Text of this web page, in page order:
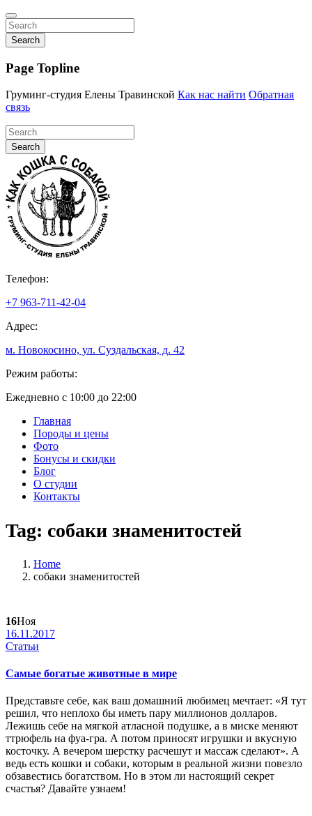
Search
Page Topline
Груминг-студия Елены Травинской Как нас найти Обратная
связь
Search
Телефон:
+7 963-711-42-04
Адрес:
м. Новокосино, ул. Суздальская, д. 42
Режим работы:
Ежедневно с 10:00 до 22:00
Главная
Породы и цены
Фото
Бонусы и скидки
Блог
О студии
Контакты
Tag: собаки знаменитостей
Home
собаки знаменитостей
16Ноя
16.11.2017
Статьи
Самые богатые животные в мире
Представьте себе, как ваш домашний любимец мечтает: «Я тут
решил, что неплохо бы иметь пару миллионов долларов.
Лежишь себе на мягкой атласной подушке, а в миске меняют
ттрюфель на фуа-гра. А потом приносят игрушки и вкусную
косточку. А вечером шерстку расчешут и массаж сделают». А
ведь есть кошки и собаки, которым в реальной жизни повезло
обзавестись богатством. Но в этом ли настоящий секрет
счастья? Давайте узнаем!